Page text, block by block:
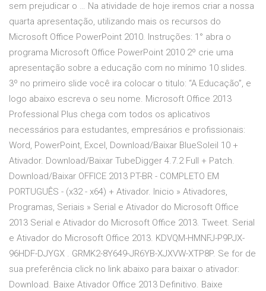
sem prejudicar o … Na atividade de hoje iremos criar a nossa
quarta apresentação, utilizando mais os recursos do
Microsoft Office PowerPoint 2010. Instruções: 1° abra o
programa Microsoft Office PowerPoint 2010 2º crie uma
apresentação sobre a educação com no mínimo 10 slides.
3º no primeiro slide você ira colocar o titulo: “A Educação”, e
logo abaixo escreva o seu nome. Microsoft Office 2013
Professional Plus chega com todos os aplicativos
necessários para estudantes, empresários e profissionais:
Word, PowerPoint, Excel, Download/Baixar BlueSoleil 10 +
Ativador. Download/Baixar TubeDigger 4.7.2 Full + Patch.
Download/Baixar OFFICE 2013 PT-BR - COMPLETO EM
PORTUGUÊS - (x32 - x64) + Ativador. Inicio » Ativadores,
Programas, Seriais » Serial e Ativador do Microsoft Office
2013 Serial e Ativador do Microsoft Office 2013. Tweet. Serial
e Ativador do Microsoft Office 2013. KDVQM-HMNFJ-P9PJX-
96HDF-DJYGX . GRMK2-8Y649-JR6YB-XJXVW-XTP8P. Se for de
sua preferência click no link abaixo para baixar o ativador:
Download. Baixe Ativador Office 2013 Definitivo. Baixe